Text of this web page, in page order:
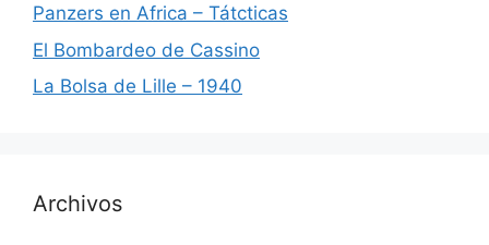
Panzers en Africa – Tátcticas
El Bombardeo de Cassino
La Bolsa de Lille – 1940
Archivos